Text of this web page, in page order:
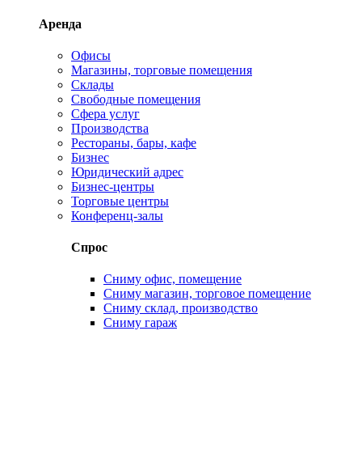
Аренда
Офисы
Магазины, торговые помещения
Склады
Свободные помещения
Сфера услуг
Производства
Рестораны, бары, кафе
Бизнес
Юридический адрес
Бизнес-центры
Торговые центры
Конференц-залы
Спрос
Сниму офис, помещение
Сниму магазин, торговое помещение
Сниму склад, производство
Сниму гараж